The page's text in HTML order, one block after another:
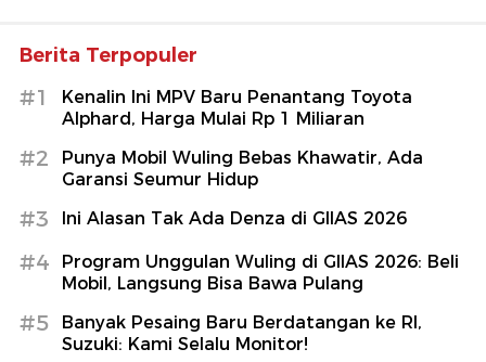
Berita Terpopuler
#1
Kenalin Ini MPV Baru Penantang Toyota
Alphard, Harga Mulai Rp 1 Miliaran
#2
Punya Mobil Wuling Bebas Khawatir, Ada
Garansi Seumur Hidup
#3 Ini Alasan Tak Ada Denza di GIIAS 2026
#4
Program Unggulan Wuling di GIIAS 2026: Beli
Mobil, Langsung Bisa Bawa Pulang
#5
Banyak Pesaing Baru Berdatangan ke RI,
Suzuki: Kami Selalu Monitor!